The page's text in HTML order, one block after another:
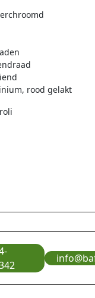
rood gelakt